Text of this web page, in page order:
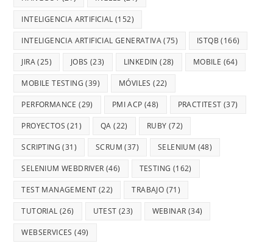
INTELIGENCIA ARTIFICIAL (152)
INTELIGENCIA ARTIFICIAL GENERATIVA(75) ISTQB (166)
JIRA(25) JOBS (23) LINKEDIN (28) MOBILE (64)
MOBILE TESTING (39) MÓVILES (22)
PERFORMANCE (29) PMI ACP (48) PRACTITEST (37)
PROYECTOS (21) QA (22) RUBY (72)
SCRIPTING (31) SCRUM (37) SELENIUM (48)
SELENIUM WEBDRIVER (46) TESTING (162)
TEST MANAGEMENT (22) TRABAJO (71)
TUTORIAL (26) UTEST (23) WEBINAR (34)
WEBSERVICES (49)